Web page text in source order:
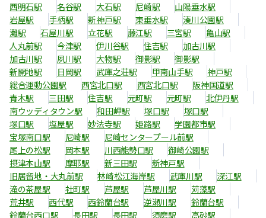
西明石駅
名谷駅 大石駅 尼崎駅
山陽垂水駅
岩屋駅
手柄駅 新神戸駅 東垂水駅
湊川公園駅
灘駅
石屋川駅 立花駅 藤江駅 三宮駅
亀山駅
人丸前駅
今津駅 伊川谷駅 住吉駅
加古川駅
加古川駅
夙川駅 大物駅 御影駅
御影駅
新開地駅
日岡駅 武庫之荘駅 甲南山手駅
神戸駅
総合運動公園駅
西宮北口駅 西宮北口駅
阪神国道駅
青木駅
三田駅 住吉駅 元町駅 元町駅
北伊丹駅
南ウッディタウン駅
和田岬駅 塚口駅
塚口駅
塚口駅
塩屋駅 妙法寺駅 姫路駅
学園都市駅
宝塚南口駅
尼崎駅
尼崎センタープール前駅
尾上の松駅
岡本駅 川西能勢口駅
御崎公園駅
摂津本山駅
摩耶駅 新三田駅
新神戸駅
旧居留地・大丸前駅
林崎松江海岸駅 武庫川駅
深江駅
滝の茶屋駅
社町駅 芦屋駅 芦屋川駅
苅藻駅
荒井駅
西代駅 西鈴蘭台駅 逆瀬川駅
鈴蘭台駅
鈴蘭台西口駅
長田駅 長田駅 須磨駅 高砂駅